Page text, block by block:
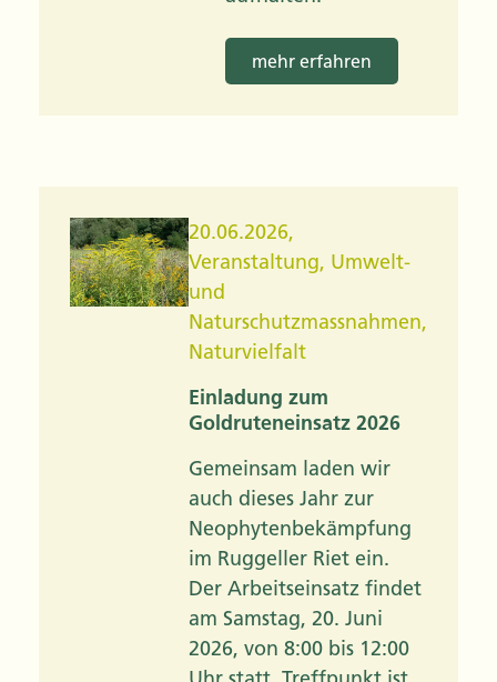
mehr erfahren
20.06.2026,
Veranstaltung, Umwelt-
und
Naturschutzmassnahmen,
Naturvielfalt
Einladung zum
Goldruteneinsatz 2026
Gemeinsam laden wir
auch dieses Jahr zur
Neophytenbekämpfung
im Ruggeller Riet ein.
Der Arbeitseinsatz findet
am Samstag, 20. Juni
2026, von 8:00 bis 12:00